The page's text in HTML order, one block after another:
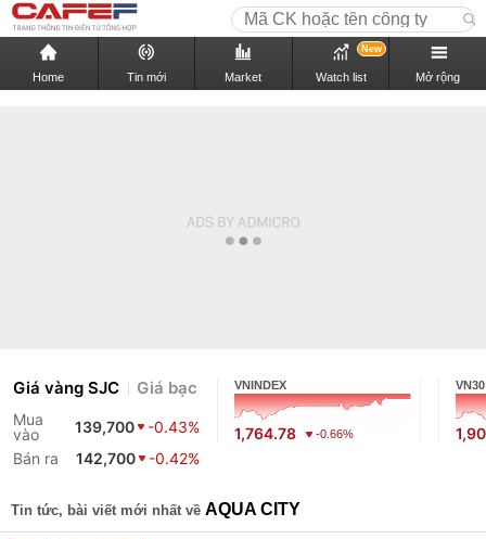
Home Tin mới Market Watch list
New
Mở rộng
Giá vàng SJC Giá bạc
Mua
vào
139,700
-0.43%
Bán ra
142,700 -0.42%
VNINDEX
1,764.78 -0.66%
VN30
Tin tức, bài viết mới nhất về AQUA CITY